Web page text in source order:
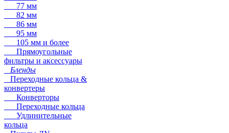
77 мм
82 мм
86 мм
95 мм
105 мм и более
Прямоугольные
фильтры и аксессуары
Бленды
Переходные кольца &
конвертеры
Конверторы
Переходные кольца
Удлинительные
кольца